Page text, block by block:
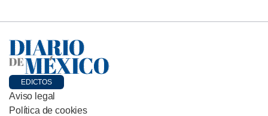
EDICTOS
Aviso legal
Política de cookies